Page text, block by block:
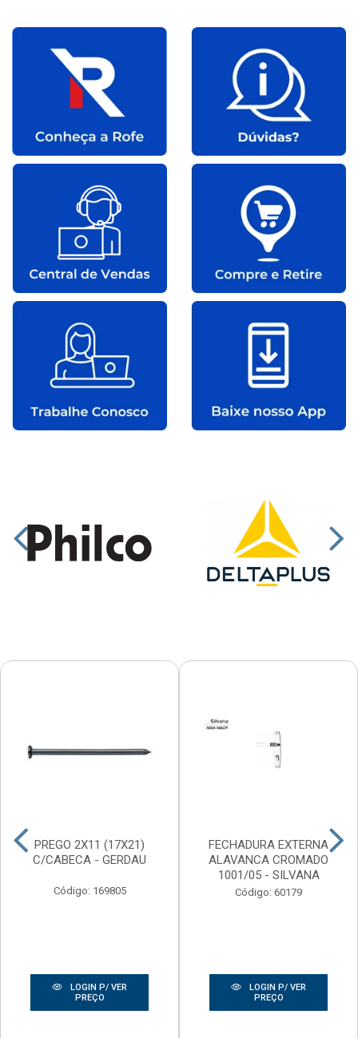
PREGO 2X11 (17X21)
C/CABECA - GERDAU
Código: 169805
LOGIN P/ VER
PREÇO
FECHADURA EXTERNA
ALAVANCA CROMADO
1001/05 - SILVANA
Código: 60179
LOGIN P/ VER
PREÇO